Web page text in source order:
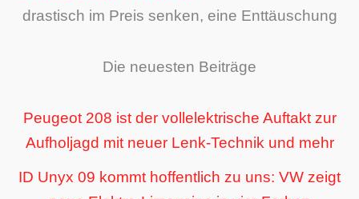
drastisch im Preis senken, eine Enttäuschung
Die neuesten Beiträge
Peugeot 208 ist der vollelektrische Auftakt zur
Aufholjagd mit neuer Lenk-Technik und mehr
ID Unyx 09 kommt hoffentlich zu uns: VW zeigt